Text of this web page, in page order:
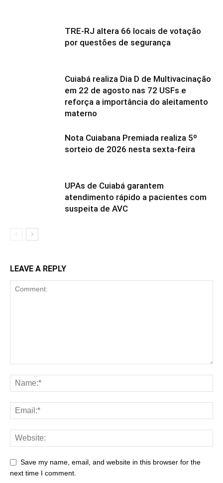
TRE-RJ altera 66 locais de votação
por questões de segurança
Cuiabá realiza Dia D de Multivacinação
em 22 de agosto nas 72 USFs e
reforça a importância do aleitamento
materno
Nota Cuiabana Premiada realiza 5º
sorteio de 2026 nesta sexta-feira
UPAs de Cuiabá garantem
atendimento rápido a pacientes com
suspeita de AVC
LEAVE A REPLY
Save my name, email, and website in this browser for the
next time I comment.